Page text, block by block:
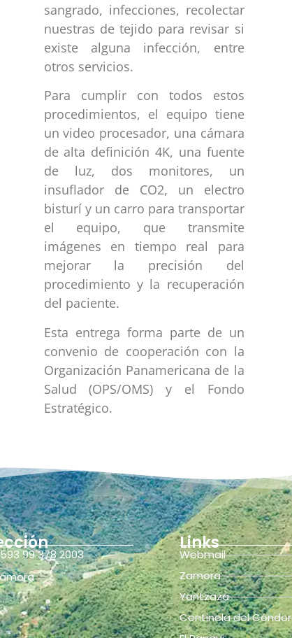
sangrado, infecciones, recolectar
nuestras de tejido para revisar si
existe alguna infección, entre
otros servicios.
Para cumplir con todos estos
procedimientos, el equipo tiene
un video procesador, una cámara
de alta definición 4K, una fuente
de luz, dos monitores, un
insuflador de CO2, un electro
bisturí y un carro para transportar
el equipo, que transmite
imágenes en tiempo real para
mejorar la precisión del
procedimiento y la recuperación
del paciente.
Esta entrega forma parte de un
convenio de cooperación con la
Organización Panamericana de la
Salud (OPS/OMS) y el Fondo
Estratégico.
99 378 2003
Links
Webmail
Zamora
Yantzaza
Centinela del Cóndor